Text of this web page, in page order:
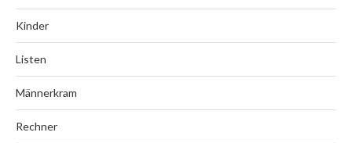
Kinder
Listen
Männerkram
Rechner